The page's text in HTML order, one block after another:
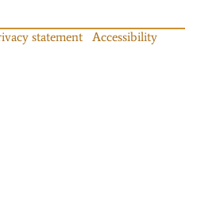
statement
Accessibility